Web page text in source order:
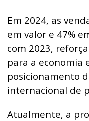
Em 2024, as
em valor e 47%
com 2023,
para a economia
posicionamento
internacional de
Atualmente, a